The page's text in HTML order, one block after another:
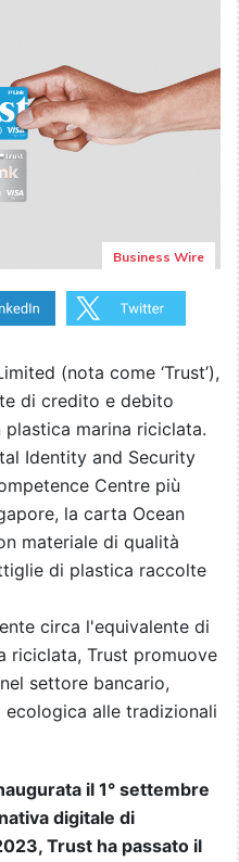
Business Wire
(nota come ‘Trust’),
di credito e debito
marina riciclata.
Identity and Security
Centre più
la carta Ocean
materiale di qualità
di plastica raccolte
circa l'equivalente di
riciclata, Trust promuove
settore bancario,
alle tradizionali
il 1° settembre
digitale di
Trust ha passato il